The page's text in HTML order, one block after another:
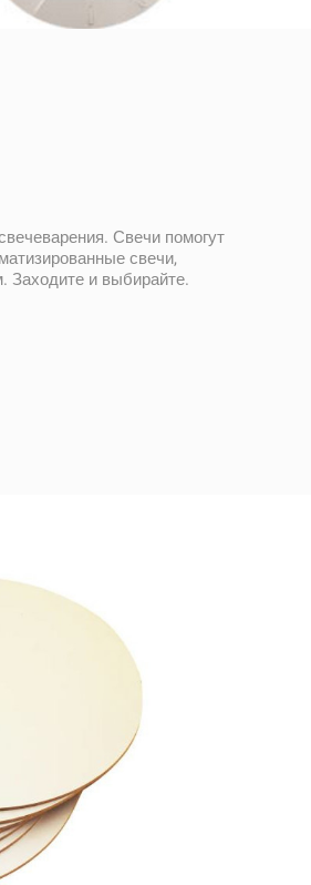
Свечи помогут
свечи,
Заходите и выбирайте.